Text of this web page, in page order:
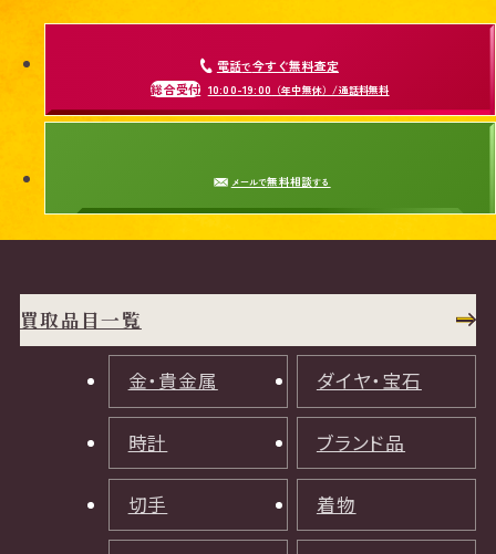
電話で今すぐ無料査定
総合受付 10:00-19:00 （年中無休）/通話料無料
メールで無料相談する
買取品目一覧
金・貴金属 ダイヤ・宝石
時計 ブランド品
切手 着物